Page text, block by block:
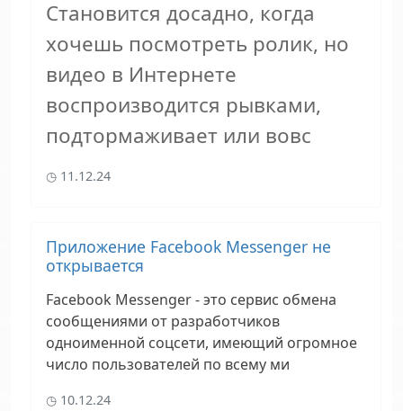
Становится досадно, когда
хочешь посмотреть ролик, но
видео в Интернете
воспроизводится рывками,
подтормаживает или вовс
11.12.24
Приложение Facebook Messenger не
открывается
Facebook Messenger - это сервис обмена
сообщениями от разработчиков
одноименной соцсети, имеющий огромное
число пользователей по всему ми
10.12.24